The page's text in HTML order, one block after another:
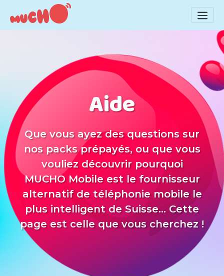
Aide
Que vous ayez des questions sur
nos packs prépayés, ou que vous
vouliez découvrir pourquoi
MUCHO Mobile est le fournisseur
alternatif de téléphonie mobile le
plus intelligent de Suisse... Cette
page est celle que vous cherchez !